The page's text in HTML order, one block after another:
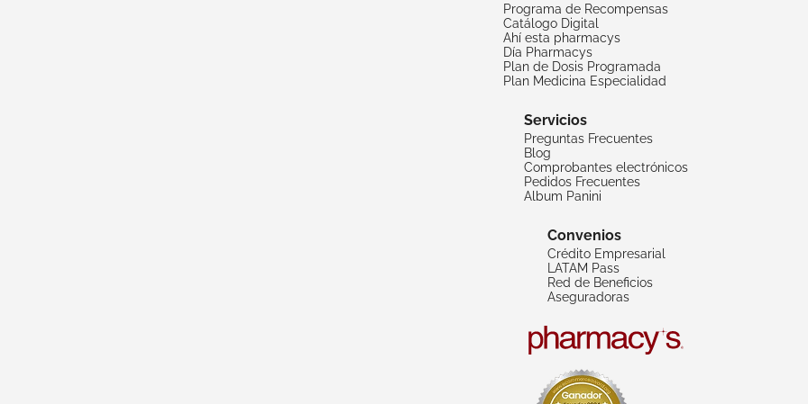
Programa de Recompensas
Catálogo Digital
Ahí esta pharmacys
Día Pharmacys
Plan de Dosis Programada
Plan Medicina Especialidad
Servicios
Preguntas Frecuentes
Blog
Comprobantes electrónicos
Pedidos Frecuentes
Album Panini
Convenios
Crédito Empresarial
LATAM Pass
Red de Beneficios
Aseguradoras